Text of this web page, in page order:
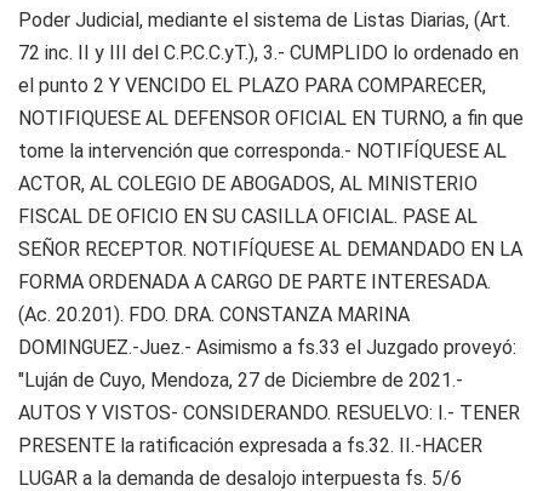
Poder Judicial, mediante el sistema de Listas Diarias, (Art.
72 inc. II y III del C.P.C.C.yT.), 3.- CUMPLIDO lo ordenado en
el punto 2 Y VENCIDO EL PLAZO PARA COMPARECER,
NOTIFIQUESE AL DEFENSOR OFICIAL EN TURNO, a fin que
tome la intervención que corresponda.- NOTIFÍQUESE AL
ACTOR, AL COLEGIO DE ABOGADOS, AL MINISTERIO
FISCAL DE OFICIO EN SU CASILLA OFICIAL. PASE AL
SEÑOR RECEPTOR. NOTIFÍQUESE AL DEMANDADO EN LA
FORMA ORDENADA A CARGO DE PARTE INTERESADA.
(Ac. 20.201). FDO. DRA. CONSTANZA MARINA
DOMINGUEZ.-Juez.- Asimismo a fs.33 el Juzgado proveyó:
"Luján de Cuyo, Mendoza, 27 de Diciembre de 2021.-
AUTOS Y VISTOS- CONSIDERANDO. RESUELVO: I.- TENER
PRESENTE la ratificación expresada a fs.32. II.-HACER
LUGAR a la demanda de desalojo interpuesta fs. 5/6